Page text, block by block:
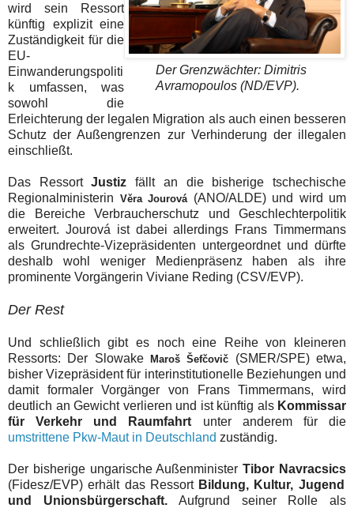
Der Grenzwächter: Dimitris
Avramopoulos (ND/EVP).
wird sein Ressort
künftig explizit eine
Zuständigkeit für die
EU-
Einwanderungspoliti
k umfassen, was
sowohl die
Erleichterung der legalen Migration als auch einen besseren
Schutz der Außengrenzen zur Verhinderung der illegalen
einschließt.
Das RessortJustizfällt an die bisherige tschechische
Regionalministerin Věra Jourová (ANO/ALDE) und wird um
die Bereiche Verbraucherschutz und Geschlechterpolitik
erweitert. Jourová ist dabei allerdings Frans Timmermans
als Grundrechte-Vizepräsidenten untergeordnet und dürfte
deshalb wohl weniger Medienpräsenz haben als ihre
prominente Vorgängerin Viviane Reding (CSV/EVP).
Der Rest
Und schließlich gibt es noch eine Reihe von kleineren
Ressorts: Der Slowake
Maroš Šefčovič (SMER/SPE) etwa,
bisher Vizepräsident für interinstitutionelle Beziehungen und
damit formaler Vorgänger von Frans Timmermans, wird
deutlich an Gewicht verlieren und ist künftig als Kommissar
für Verkehr und Raumfahrt unter anderem für die
umstrittene Pkw-Maut in Deutschland zuständig.
Der bisherige ungarische AußenministerTibor Navracsics
(Fidesz/EVP) erhält das Ressort Bildung, Kultur, Jugend
und Unionsbürgerschaft.Aufgrund seiner Rolle als